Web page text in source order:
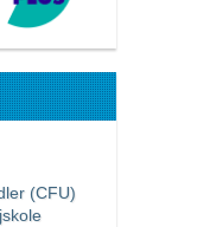
(CFU)